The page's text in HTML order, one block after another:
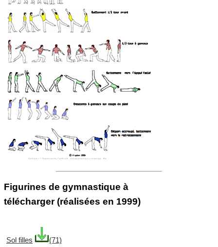
Figurines de gymnastique à
télécharger (réalisées en 1999)
Sol filles (71)